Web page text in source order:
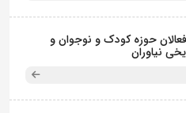
حوزه کودک و نوجوان و
نیاوران